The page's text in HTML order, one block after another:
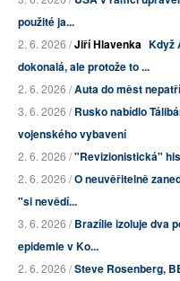
použité ja...
2. 6. 2026 /Jiří Hlavenka Když
dokonalá, ale protože to ...
2. 6. 2026 /Auta do měst nepatří
3. 6. 2026 /Rusko nabídlo
vojenského vybavení
2. 6. 2026 /"Revizionistická"
2. 6. 2026 /O neuvěřitelně
"si nevědí...
3. 6. 2026 /Brazílie izoluje dva
epidemie v Ko...
2. 6. 2026 /Steve Rosenberg,